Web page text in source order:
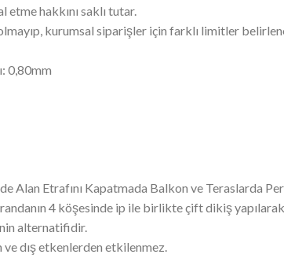
hakkını saklı tutar.
kurumsal siparişler için farklı limitler
0,80mm
Alan Etrafını Kapatmada Balkon ve Teraslarda
4 köşesinde ip ile birlikte çift dikiş yapılarak
alternatifidir.
dış etkenlerden etkilenmez.